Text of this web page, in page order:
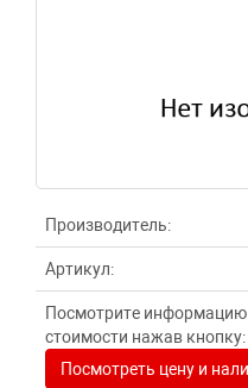
Производитель:
Артикул:
Посмотрите информацию
стоимости нажав кнопку:
Посмотреть цену и